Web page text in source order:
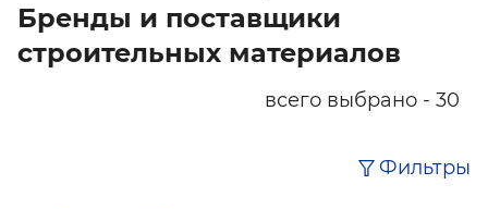
Бренды и поставщики
строительных материалов
всего выбрано - 30
Фильтры